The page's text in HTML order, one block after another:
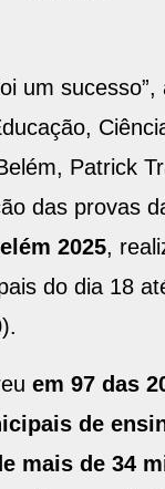
um sucesso”,
Patrick
das provas
2025,
do dia 18
em 97 das
de
mais de 34